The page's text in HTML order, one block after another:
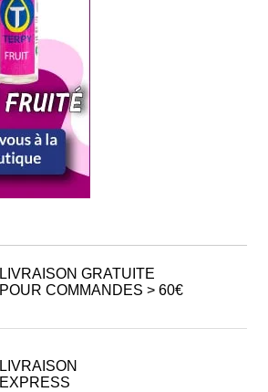
LIVRAISON GRATUITE
POUR COMMANDES > 60€
LIVRAISON
EXPRESS